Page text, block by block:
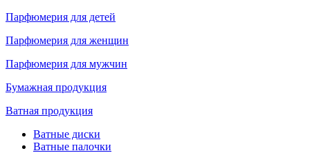
Парфюмерия для детей
Парфюмерия для женщин
Парфюмерия для мужчин
Бумажная продукция
Ватная продукция
Ватные диски
Ватные палочки